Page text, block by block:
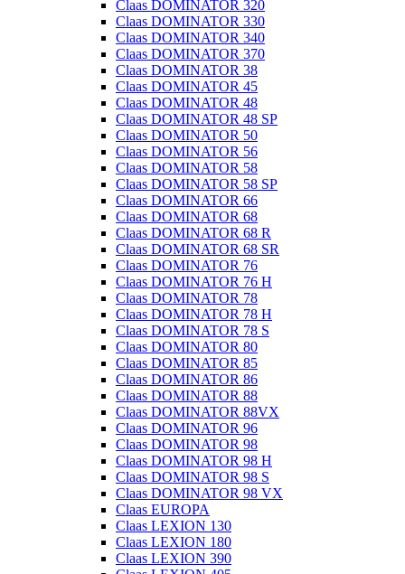
Claas DOMINATOR 320
Claas DOMINATOR 330
Claas DOMINATOR 340
Claas DOMINATOR 370
Claas DOMINATOR 38
Claas DOMINATOR 45
Claas DOMINATOR 48
Claas DOMINATOR 48 SP
Claas DOMINATOR 50
Claas DOMINATOR 56
Claas DOMINATOR 58
Claas DOMINATOR 58 SP
Claas DOMINATOR 66
Claas DOMINATOR 68
Claas DOMINATOR 68 R
Claas DOMINATOR 68 SR
Claas DOMINATOR 76
Claas DOMINATOR 76 H
Claas DOMINATOR 78
Claas DOMINATOR 78 H
Claas DOMINATOR 78 S
Claas DOMINATOR 80
Claas DOMINATOR 85
Claas DOMINATOR 86
Claas DOMINATOR 88
Claas DOMINATOR 88VX
Claas DOMINATOR 96
Claas DOMINATOR 98
Claas DOMINATOR 98 H
Claas DOMINATOR 98 S
Claas DOMINATOR 98 VX
Claas EUROPA
Claas LEXION 130
Claas LEXION 180
Claas LEXION 390